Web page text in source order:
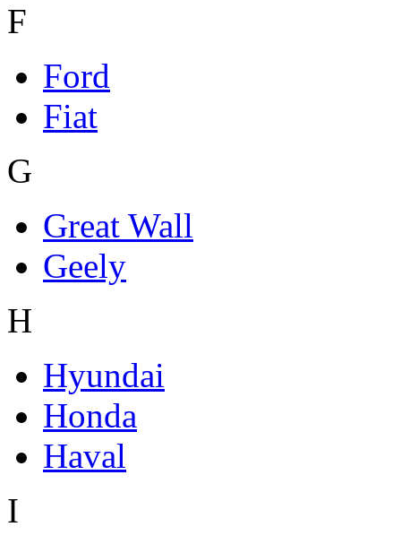
F
Ford
Fiat
G
Great Wall
Geely
H
Hyundai
Honda
Haval
I